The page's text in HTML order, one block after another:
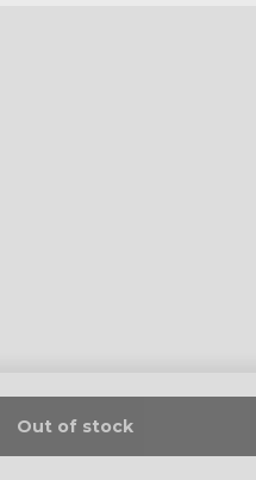
Out of stock